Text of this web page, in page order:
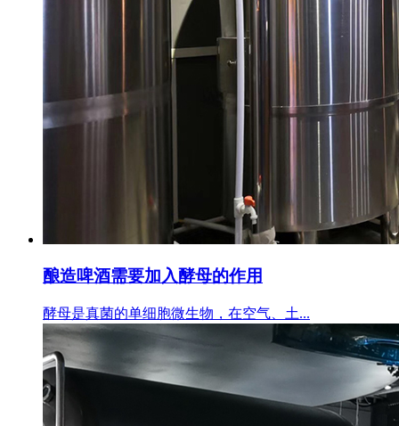
酿造啤酒需要加入酵母的作用
酵母是真菌的单细胞微生物，在空气、土...